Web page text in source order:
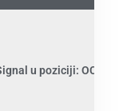
u poziciji: OC